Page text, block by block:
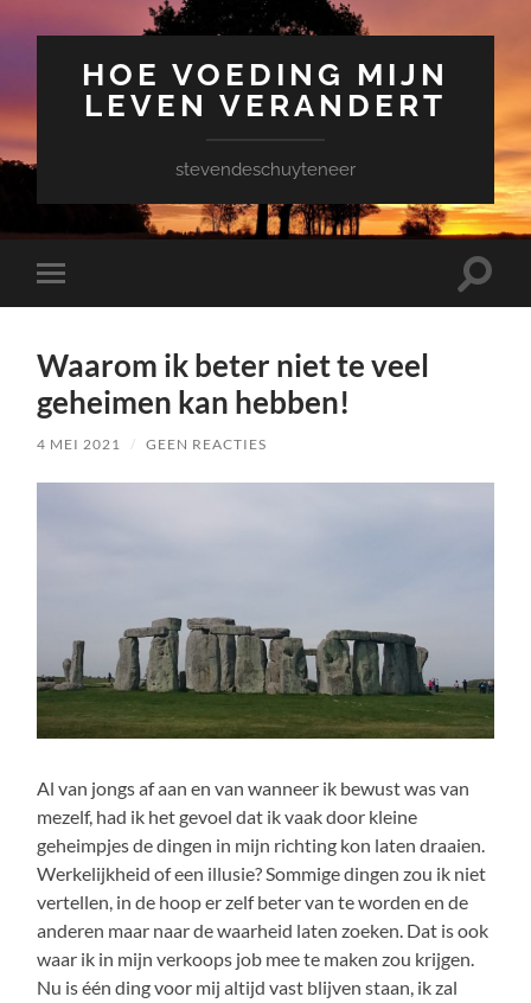
HOE VOEDING MIJN
LEVEN VERANDERT
stevendeschuyteneer
Toggle
mobiel
Toggle
Waarom ik beter niet te veel
geheimen kan hebben!
4 MEI 2021 / GEEN REACTIES
Al van jongs af aan en van wanneer ik bewust was van
mezelf, had ik het gevoel dat ik vaak door kleine
geheimpjes de dingen in mijn richting kon laten draaien.
Werkelijkheid of een illusie? Sommige dingen zou ik niet
vertellen, in de hoop er zelf beter van te worden en de
anderen maar naar de waarheid laten zoeken. Dat is ook
waar ik in mijn verkoops job mee te maken zou krijgen.
Nu is één ding voor mij altijd vast blijven staan, ik zal